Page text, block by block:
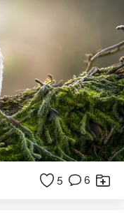
5 6